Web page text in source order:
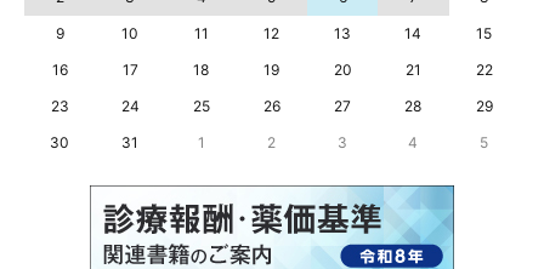
9
10 11 12 13 14
15
16
17 18 19 20 21
22
23
24 25 26 27 28
29
30
31 1 2 3 4 5